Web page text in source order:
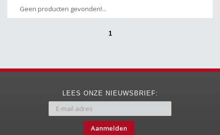
Geen producten gevonden!...
1
LEES ONZE NIEUWSBRIEF:
Aanmelden